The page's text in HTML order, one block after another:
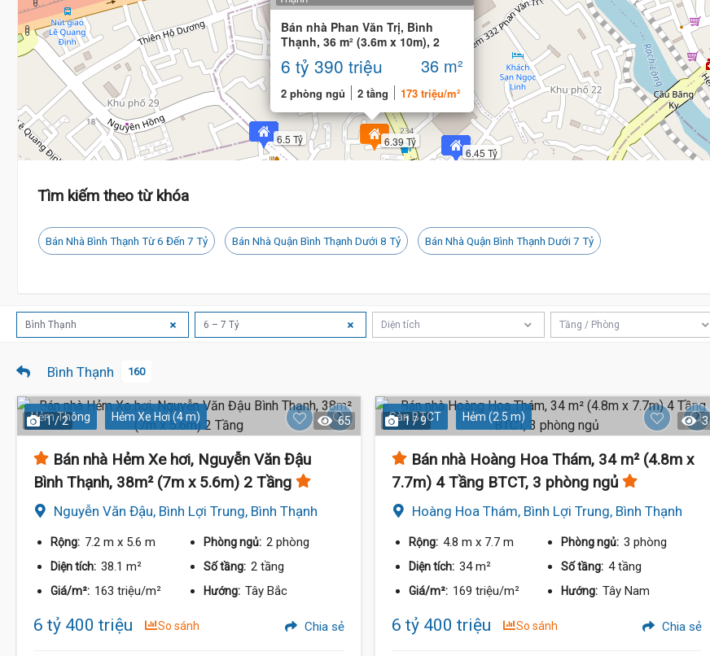
6.39 Tỷ
6.4 Tỷ
6.45 Tỷ
6.5 Tỷ
6.5 Tỷ
6.5 Tỷ
6.2 Tỷ
Bán nhà Phan Văn Trị, Bình
Thạnh, 36 m² (3.6m x 10m), 2
phòng ngủ
6 tỷ 390 triệu 36 m²
2 phòng ngủ 2 tầng 173 triệu/m²
Tìm kiếm theo từ khóa
Bán Nhà Bình Thạnh Từ 6 Đến 7 Tỷ Bán Nhà Quận Bình Thạnh Dưới 8 Tỷ Bán Nhà Quận Bình Thạnh Dưới 7 Tỷ
6 tỷ 400 triệu
Bình Thạnh 6 – 7 Tỷ Diện tích Tầng / Phòng
Bình Thạnh 160
Hẻm Thông Hẻm Xe Hơi (4 m)
1 / 2 65
Bán nhà Hẻm Xe hơi, Nguyễn Văn Đậu
Bình Thạnh, 38m² (7m x 5.6m) 2 Tầng
Nguyễn Văn Đậu, Bình Lợi Trung, Bình Thạnh
Rộng: 7.2 m x 5.6 m Phòng ngủ: 2 phòng
Diện tích: 38.1 m² Số tầng: 2 tầng
Giá/m²: 163 triệu/m² Hướng: Tây Bắc
6 tỷ 400 triệu So sánh Chia sẻ
Sàn BTCT Hẻm (2.5 m)
1 / 9 3
Bán nhà Hoàng Hoa Thám, 34 m² (4.8m x
7.7m) 4 Tầng BTCT, 3 phòng ngủ
Hoàng Hoa Thám, Bình Lợi Trung, Bình Thạnh
Rộng: 4.8 m x 7.7 m Phòng ngủ: 3 phòng
Diện tích: 34 m² Số tầng: 4 tầng
Giá/m²: 169 triệu/m² Hướng: Tây Nam
6 tỷ 400 triệu So sánh Chia sẻ